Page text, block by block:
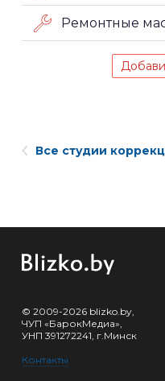
Ремонтные
Все студии
© 2009-2026 blizko.by,
ЧУП «БарокМедиа»,
УНП 391272241, г.Минск
Контакты